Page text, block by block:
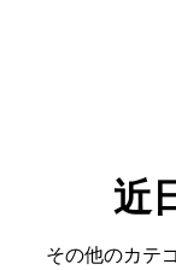
近
その他のカテ